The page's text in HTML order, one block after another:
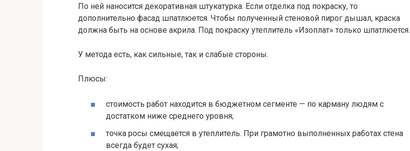
По ней наносится декоративная штукатурка. Если отделка под покраску, то
дополнительно фасад шпатлюется. Чтобы полученный стеновой пирог дышал, краска
должна быть на основе акрила. Под покраску утеплитель «Изоплат» только шпатлюется.
У метода есть, как сильные, так и слабые стороны.
Плюсы:
стоимость работ находится в бюджетном сегменте — по карману людям с
достатком ниже среднего уровня;
точка росы смещается в утеплитель. При грамотно выполненных работах стена
всегда будет сухая;